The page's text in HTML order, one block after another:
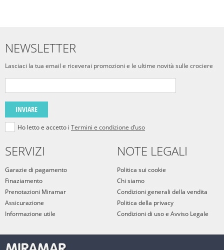
NEWSLETTER
Lasciaci la tua email e riceverai promozioni e le ultime novità sulle crociere
INVIARE
Ho letto e accetto i Termini e condizione d’uso
SERVIZI
Garazie di pagamento
Finaziamento
Prenotazioni Miramar
Assicurazione
Informazione utile
NOTE LEGALI
Politica sui cookie
Chi siamo
Condizioni generali della vendita
Politica della privacy
Condizioni di uso e Avviso Legale